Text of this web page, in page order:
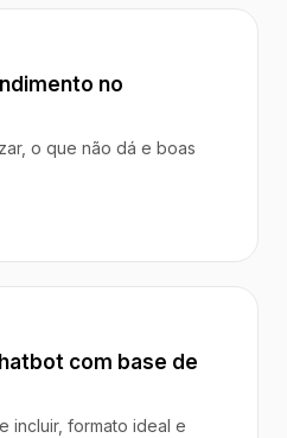
no
o que não dá e boas
com base de
incluir, formato ideal e